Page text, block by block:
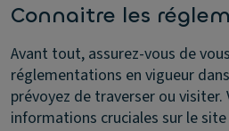
Connaitre les
Avant tout, assurez-vous de
réglementations en vigueur
prévoyez de traverser ou visiter.
informations cruciales sur le